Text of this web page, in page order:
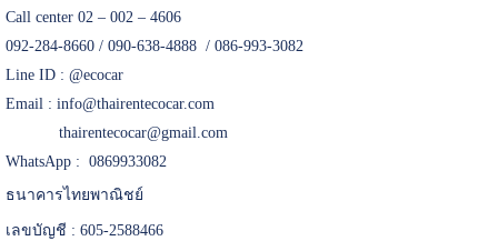
Call center 02 – 002 – 4606
092-284-8660 / 090-638-4888 / 086-993-3082
Line ID : @ecocar
Email : info@thairentecocar.com
thairentecocar@gmail.com
WhatsApp : 0869933082
ธนาคารไทยพาณิชย์
เลขบัญชี : 605-2588466